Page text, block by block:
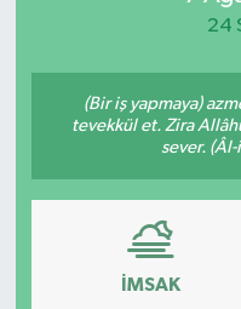
24
(Bir iş yapmaya)
tevekkül et. Zira
sever.
İMSAK